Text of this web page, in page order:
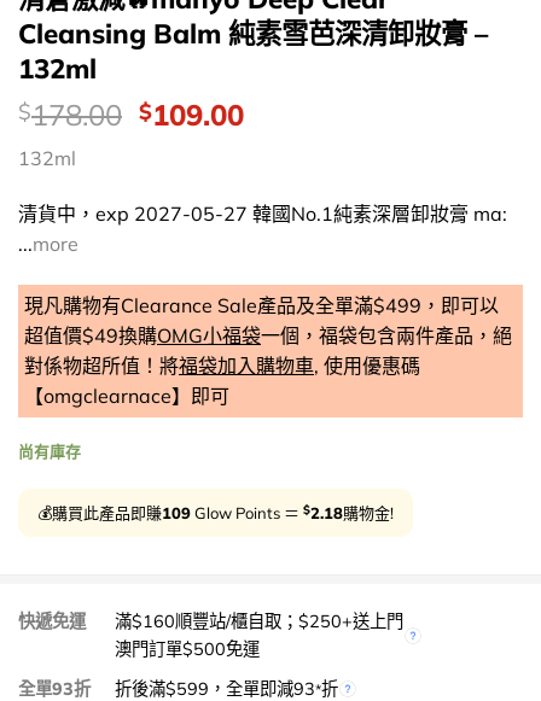
Cleansing Balm 純素雪芭深清卸妝膏 –
132ml
價
錢：
$178.00 Original
$178.00.
$109.00Current
$109.00.
132ml
清貨中，exp 2027-05-27 韓國No.1純素深層卸妝膏 ma:
...more
現凡購物有Clearance Sale產品及全單滿$499，即可以
超值價$49換購OMG小福袋一個，福袋包含兩件產品，絕
對係物超所值！將福袋加入購物車, 使用優惠碼
【omgclearnace】即可
尚有庫存
💰購買此產品即賺109Glow Points ＝ $2.18購物金!
快遞免運
滿$160順豐站/櫃自取；$250+送上門
澳門訂單$500免運
全單93折
折後滿$599，全單即減93*折